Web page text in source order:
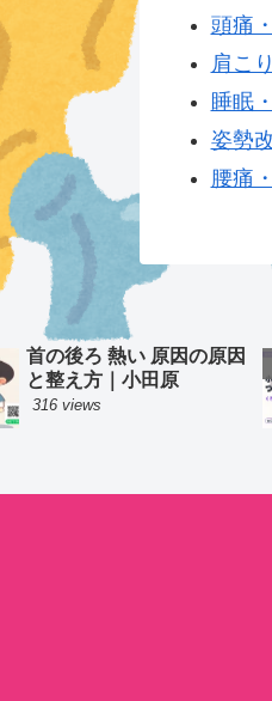
頭痛
肩こ
睡眠
姿勢
腰痛
首の後ろ 熱い 原因の原因
と整え方｜小田原
316 views